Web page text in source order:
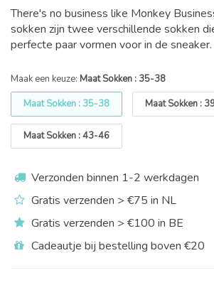
There's no business like Monkey
sokken zijn twee verschillende sokken
perfecte paar vormen voor in de sneaker.
Maak een keuze: Maat Sokken : 35-38
Maat Sokken : 35-38
Maat Sokken :
Maat Sokken : 43-46
Verzonden binnen 1-2 werkdagen
Gratis verzenden > €75 in NL
Gratis verzenden > €100 in BE
Cadeautje bij bestelling boven €20